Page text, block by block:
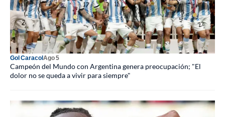
Gol CaracolAgo 5
Campeón del Mundo con Argentina genera preocupación; "El
dolor no se queda a vivir para siempre"